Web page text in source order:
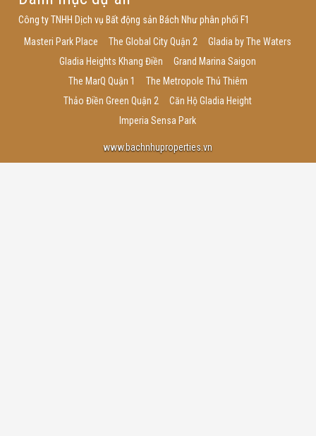
Công ty TNHH Dịch vụ Bất động sản Bách Như phân phối F1
Masteri Park Place
The Global City Quận 2
Gladia by The Waters
Gladia Heights Khang Điền
Grand Marina Saigon
The MarQ Quận 1
The Metropole Thủ Thiêm
Thảo Điền Green Quận 2
Căn Hộ Gladia Height
Imperia Sensa Park
www.bachnhuproperties.vn